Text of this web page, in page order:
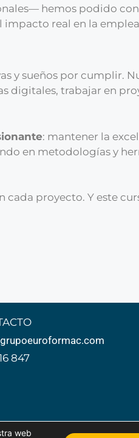
hemos podido
real en la
y sueños por cumplir.
digitales, trabajar en
: mantener la
en metodologías y
proyecto. Y este
847
web